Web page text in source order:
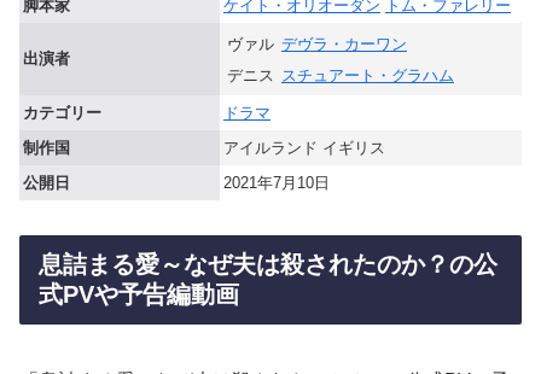
脚本家
ケイト・オリオーダン トム・ファレリー
出演者
ヴァル デヴラ・カーワン
デニス
スチュアート・グラハム
カテゴリー
ドラマ
制作国
アイルランド イギリス
公開日
2021年7月10日
息詰まる愛～なぜ夫は殺されたのか？の公
式PVや予告編動画